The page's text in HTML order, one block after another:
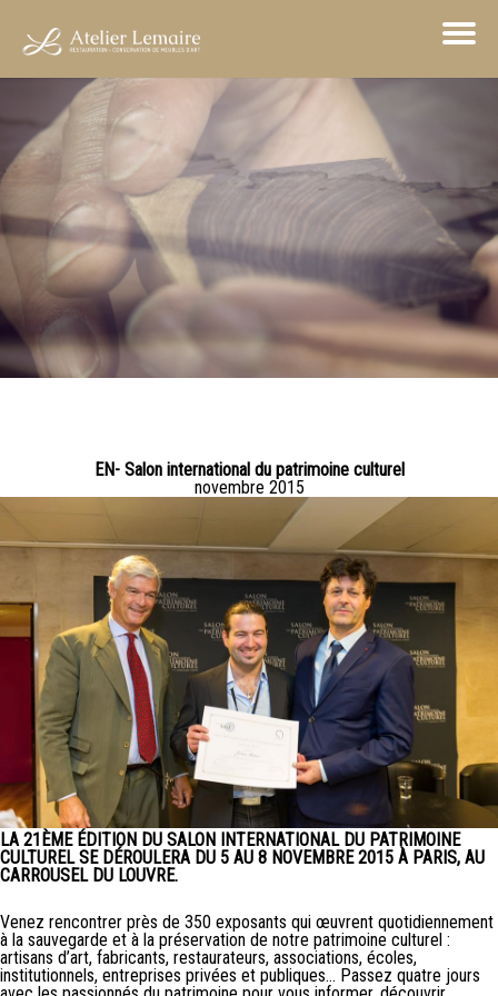
EN- Salon international du patrimoine culturel
novembre 2015
LA 21ÈME ÉDITION DU SALON INTERNATIONAL DU PATRIMOINE
CULTUREL SE DÉROULERA DU 5 AU 8 NOVEMBRE 2015 À PARIS, AU
CARROUSEL DU LOUVRE.
Venez rencontrer près de 350 exposants qui œuvrent quotidiennement
à la sauvegarde et à la préservation de notre patrimoine culturel :
artisans d’art, fabricants, restaurateurs, associations, écoles,
institutionnels, entreprises privées et publiques… Passez quatre jours